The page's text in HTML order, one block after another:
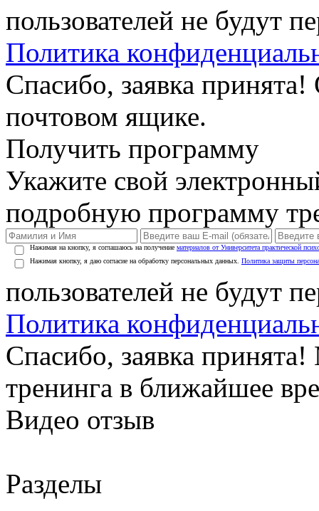
пользователей не будут
Политика
Спасибо, заявка
почтовом ящике.
Получить программу
Укажите свой
подробную программу
Нажимая на кнопку, я соглашаюсь на получение материалов от Университета практической
Нажимая кнопку, я даю согласие на обработку персональных данных. Политика защиты
пользователей не будут
Политика
Спасибо, заявка
тренинга в ближайшее
Видео отзыв
Разделы